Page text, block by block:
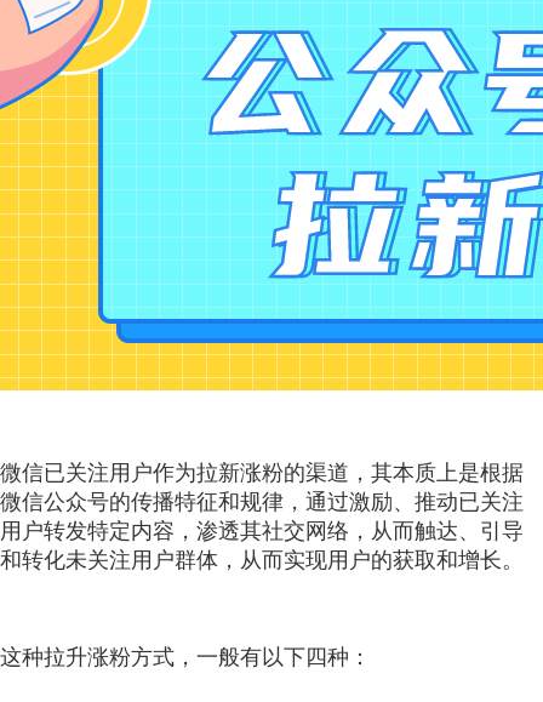
微信已关注用户作为拉新涨粉的渠道，其本质上是根据
微信公众号的传播特征和规律，通过激励、推动已关注
用户转发特定内容，渗透其社交网络，从而触达、引导
和转化未关注用户群体，从而实现用户的获取和增长。
这种拉升涨粉方式，一般有以下四种：